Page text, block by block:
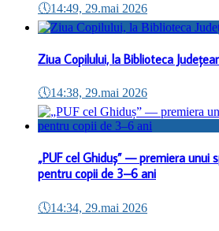
🕔14:49, 29.mai 2026
Ziua Copilului, la Biblioteca
🕔14:38, 29.mai 2026
„PUF cel Ghiduș” — premiera unui
pentru copii de 3–6 ani
🕔14:34, 29.mai 2026